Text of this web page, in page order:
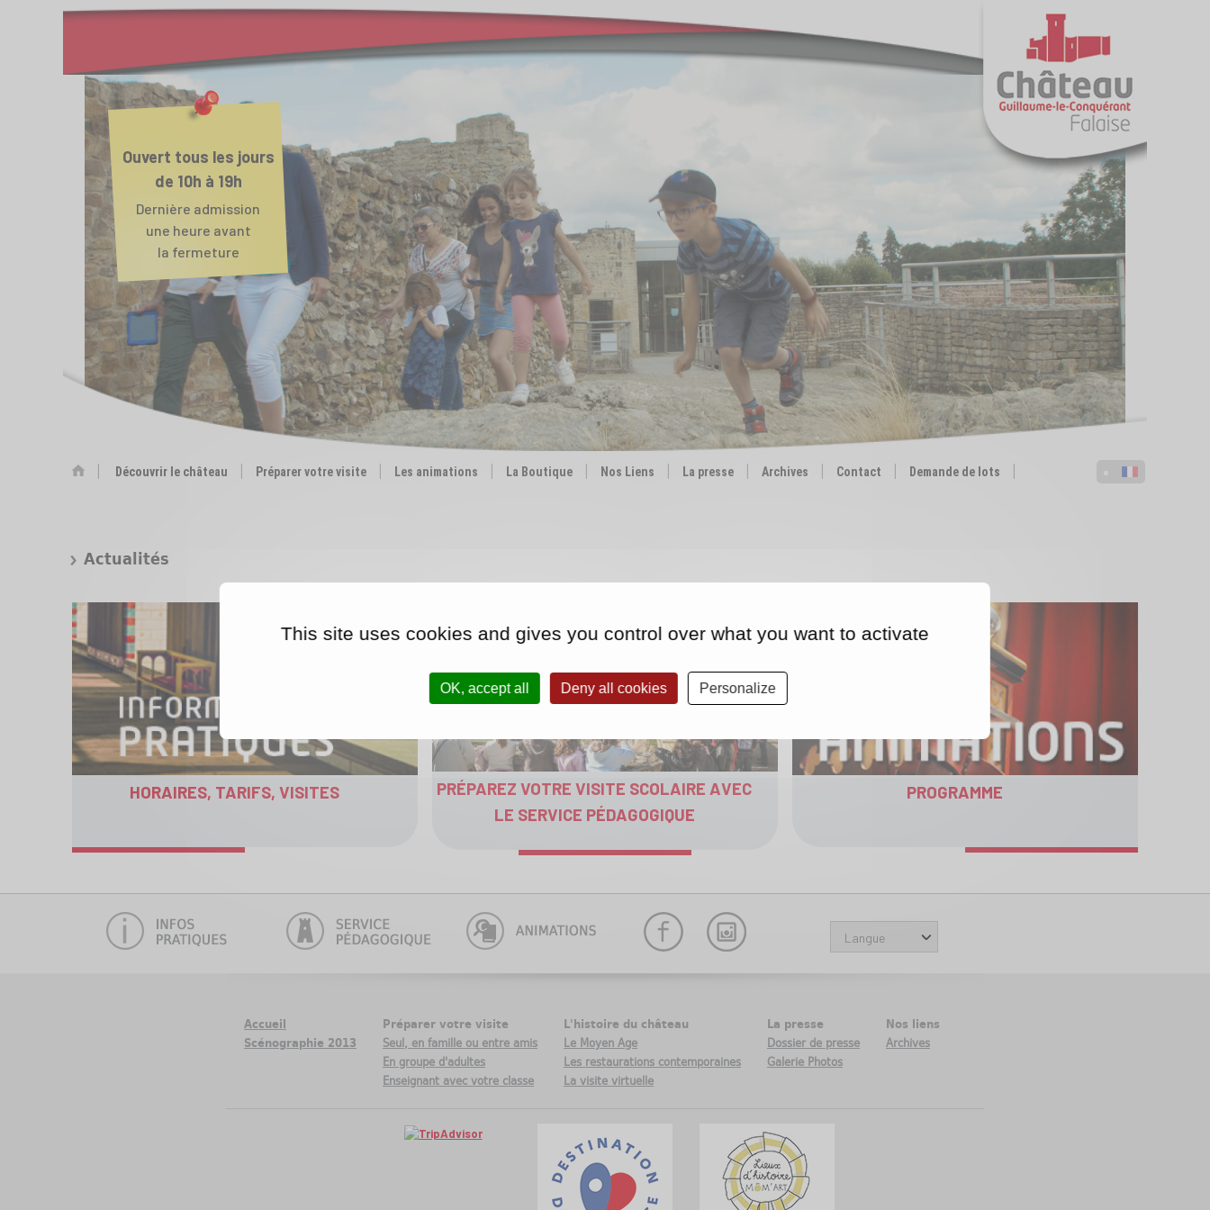
Ouvert tous les jours
de 10h à 19h
Dernière admission
une heure avant
la fermeture
50.60%
Découvrir le château Préparer votre visite Les animations La Boutique Nos Liens La presse Archives Contact Demande de lots
Actualités
HORAIRES, TARIFS, VISITES
PRÉPAREZ VOTRE VISITE SCOLAIRE AVEC
LE SERVICE PÉDAGOGIQUE
PROGRAMME
Accueil
Scénographie 2013
Préparer votre visite
Seul, en famille ou entre amis
En groupe d'adultes
Enseignant avec votre classe
L'histoire du château
Le Moyen Age
Les restaurations contemporaines
La visite virtuelle
La presse
Dossier de presse
Galerie Photos
Nos liens
Archives
This site uses cookies and gives you control over what you want to activate
OK, accept all Deny all cookies Personalize